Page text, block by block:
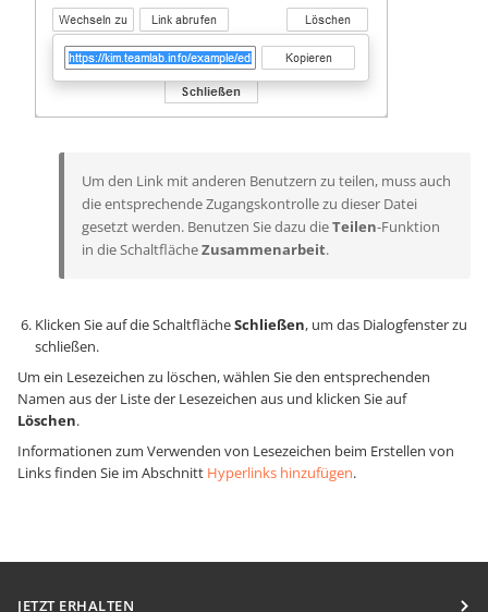
Um den Link mit anderen Benutzern zu teilen, muss auch
die entsprechende Zugangskontrolle zu dieser Datei
gesetzt werden. Benutzen Sie dazu dieTeilen-Funktion
in die SchaltflächeZusammenarbeit.
Klicken Sie auf die SchaltflächeSchließen, um das Dialogfenster zu
schließen.
Um ein Lesezeichen zu löschen, wählen Sie den entsprechenden
Namen aus der Liste der Lesezeichen aus und klicken Sie auf
Löschen.
Informationen zum Verwenden von Lesezeichen beim Erstellen von
Links finden Sie im Abschnitt Hyperlinks hinzufügen.
JETZT ERHALTEN